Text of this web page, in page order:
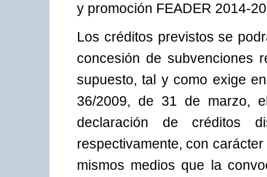
y promoción FEADER 2014-
Los créditos previstos se
concesión de subvenciones
supuesto, tal y como exige
36/2009, de 31 de marzo,
declaración de créditos
respectivamente, con
mismos medios que la